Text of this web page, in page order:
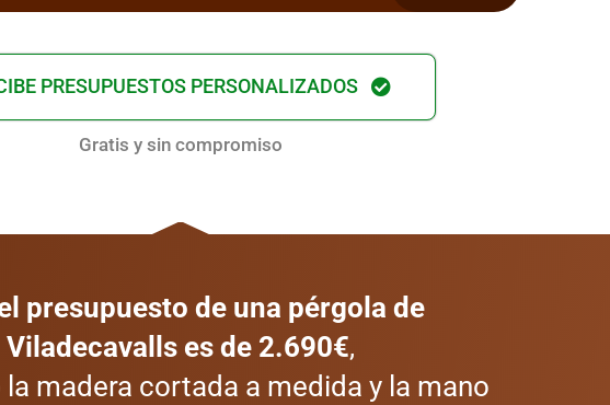
PRESUPUESTOS PERSONALIZADOS
Gratis y sin compromiso
presupuesto de una pérgola de
es de 2.690€,
madera cortada a medida y la mano